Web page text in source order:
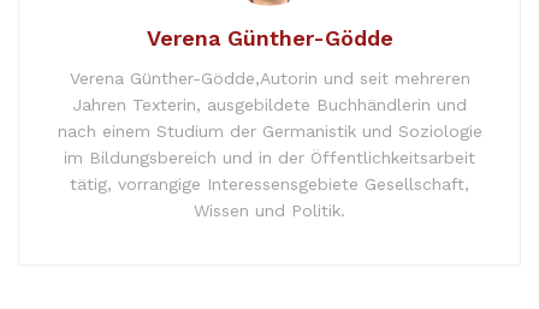
Verena Günther-Gödde
Verena Günther-Gödde,Autorin und seit mehreren
Jahren Texterin, ausgebildete Buchhändlerin und
nach einem Studium der Germanistik und Soziologie
im Bildungsbereich und in der Öffentlichkeitsarbeit
tätig, vorrangige Interessensgebiete Gesellschaft,
Wissen und Politik.